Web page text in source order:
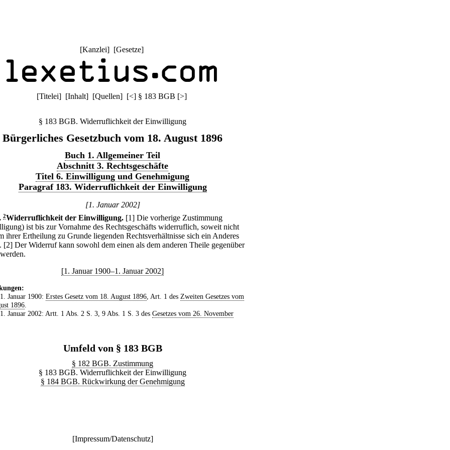
[Kanzlei] [Gesetze]
[Titelei] [Inhalt] [Quellen] [<] § 183 BGB [>]
§ 183 BGB. Widerruflichkeit der Einwilligung
Bürgerliches Gesetzbuch vom 18. August 1896
Buch 1. Allgemeiner Teil
Abschnitt 3. Rechtsgeschäfte
Titel 6. Einwilligung und Genehmigung
Paragraf 183. Widerruflichkeit der Einwilligung
[1. Januar 2002]
2Widerruflichkeit der Einwilligung. [1] Die vorherige Zustimmung
ist bis zur Vornahme des Rechtsgeschäfts widerruflich, soweit nicht
ihrer Ertheilung zu Grunde liegenden Rechtsverhältnisse sich ein Anderes
[2] Der Widerruf kann sowohl dem einen als dem anderen Theile gegenüber
[1. Januar 1900–1. Januar 2002]
. 1. Januar 1900: Erstes Gesetz vom 18. August 1896, Art. 1 des Zweiten Gesetzes vom
1896
Januar 2002: Artt. 1 Abs. 2 S. 3, 9 Abs. 1 S. 3 des Gesetzes vom 26. November
Umfeld von § 183 BGB
§ 182 BGB. Zustimmung
§ 183 BGB. Widerruflichkeit der Einwilligung
§ 184 BGB. Rückwirkung der Genehmigung
[Impressum/Datenschutz]